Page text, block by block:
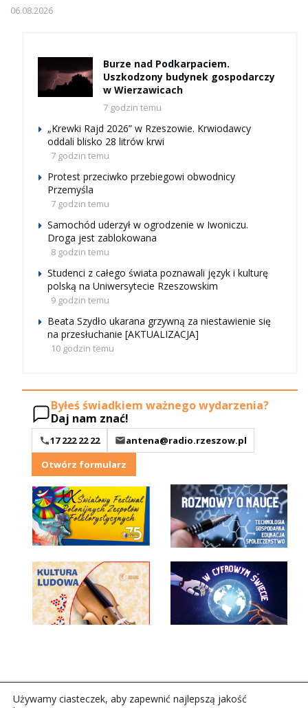
06.08.2026
Burze nad Podkarpaciem.
Uszkodzony budynek gospodarczy
w Wierzawicach
7 godzin temu
„Krewki Rajd 2026” w Rzeszowie. Krwiodawcy
oddali blisko 28 litrów krwi
7 godzin temu
Protest przeciwko przebiegowi obwodnicy
Przemyśla
7 godzin temu
Samochód uderzył w ogrodzenie w Iwoniczu.
Droga jest zablokowana
8 godzin temu
Studenci z całego świata poznawali język i kulturę
polską na Uniwersytecie Rzeszowskim
9 godzin temu
Beata Szydło ukarana grzywną za niestawienie się
na przesłuchanie [AKTUALIZACJA]
10 godzin temu
Byłeś świadkiem ważnego wydarzenia?
Daj nam znać!
17 222 22 22
antena@radio.rzeszow.pl
Otwórz formularz
Używamy ciasteczek, aby zapewnić najlepszą jakość